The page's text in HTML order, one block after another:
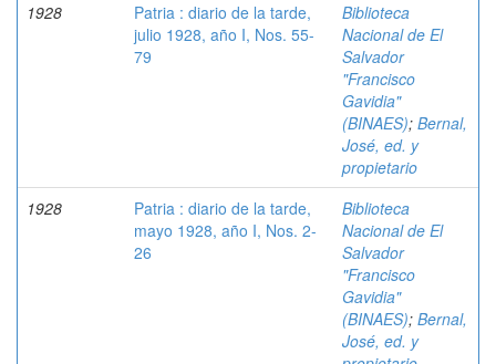
1928
Patria : diario de la tarde,
julio 1928, año I, Nos. 55-
79
Biblioteca
Nacional de El
Salvador
"Francisco
Gavidia"
(BINAES); Bernal,
José, ed. y
propietario
1928
Patria : diario de la tarde,
mayo 1928, año I, Nos. 2-
26
Biblioteca
Nacional de El
Salvador
"Francisco
Gavidia"
(BINAES); Bernal,
José, ed. y